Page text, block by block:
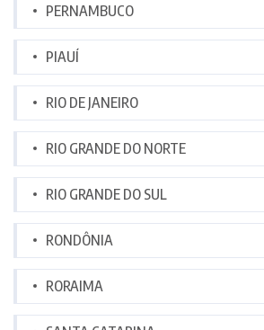
PERNAMBUCO
PIAUÍ
RIO DE JANEIRO
RIO GRANDE DO NORTE
RIO GRANDE DO SUL
RONDÔNIA
RORAIMA